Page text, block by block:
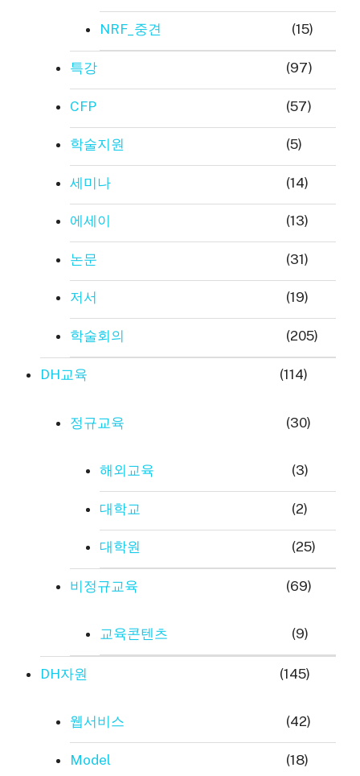
NRF_중견 (15)
특강 (97)
CFP (57)
학술지원 (5)
세미나 (14)
에세이 (13)
논문 (31)
저서 (19)
학술회의 (205)
DH교육 (114)
정규교육 (30)
해외교육 (3)
대학교 (2)
대학원 (25)
비정규교육 (69)
교육콘텐츠 (9)
DH자원 (145)
웹서비스 (42)
Model (18)